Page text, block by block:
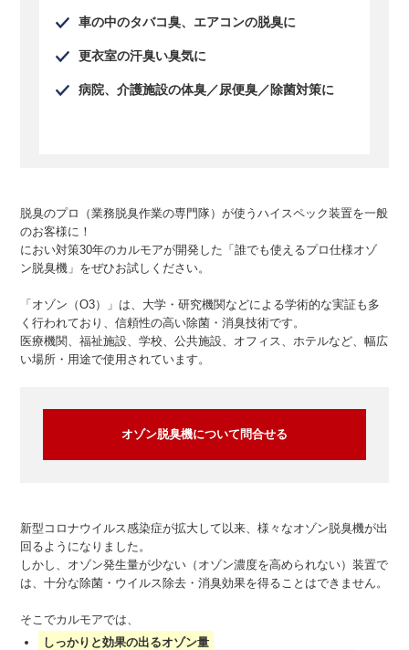
車の中のタバコ臭、エアコンの脱臭に
更衣室の汗臭い臭気に
病院、介護施設の体臭／尿便臭／除菌対策に
脱臭のプロ（業務脱臭作業の専門隊）が使うハイスペック装置を一般
のお客様に！
におい対策30年のカルモアが開発した「誰でも使えるプロ仕様オゾ
ン脱臭機」をぜひお試しください。
「オゾン（O3）」は、大学・研究機関などによる学術的な実証も多
く行われており、信頼性の高い除菌・消臭技術です。
医療機関、福祉施設、学校、公共施設、オフィス、ホテルなど、幅広
い場所・用途で使用されています。
オゾン脱臭機について問合せる
新型コロナウイルス感染症が拡大して以来、様々なオゾン脱臭機が出
回るようになりました。
しかし、オゾン発生量が少ない（オゾン濃度を高められない）装置で
は、十分な除菌・ウイルス除去・消臭効果を得ることはできません。
そこでカルモアでは、
しっかりと効果の出るオゾン量